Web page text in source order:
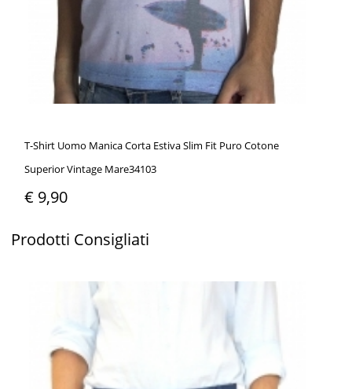
T-Shirt Uomo Manica Corta Estiva Slim Fit Puro Cotone
Superior Vintage Mare34103
€ 9,90
Prodotti Consigliati